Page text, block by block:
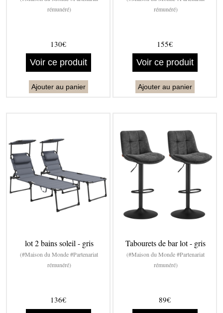
rémunéré)
130€
Voir ce produit
Ajouter au panier
rémunéré)
155€
Voir ce produit
Ajouter au panier
lot 2 bains soleil - gris
(#Maison du Monde #Partenariat
rémunéré)
136€
Tabourets de bar lot - gris
(#Maison du Monde #Partenariat
rémunéré)
89€